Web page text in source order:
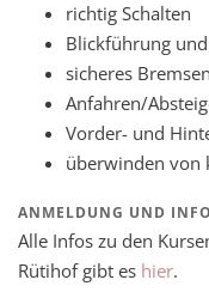
richtig Schalten
Blickführung
sicheres Bremsen
Anfahren/
Vorder- und
überwinden von
ANMELDUNG UND
Alle Infos zu den
Rütihof gibt es hier.